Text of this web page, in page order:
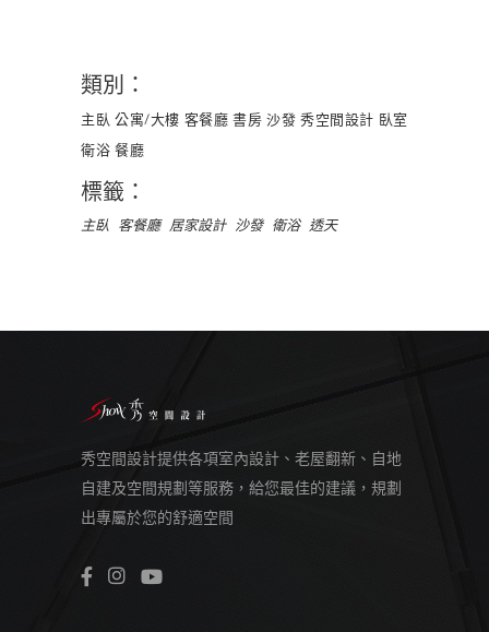
類別：
主臥 公寓/大樓 客餐廳 書房 沙發 秀空間設計 臥室
衛浴 餐廳
標籤：
主臥 客餐廳 居家設計 沙發 衛浴 透天
秀空間設計提供各項室內設計、老屋翻新、自地
自建及空間規劃等服務，給您最佳的建議，規劃
出專屬於您的舒適空間